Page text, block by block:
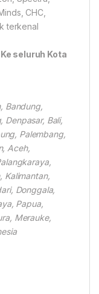
CHC,
terkenal
seluruh Kota
Bandung,
Denpasar, Bali,
Palembang,
Aceh,
Kalimantan,
Donggala,
Papua,
Merauke,